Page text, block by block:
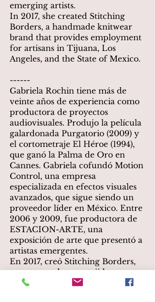
emerging artists.
In 2017, she created Stitching
Borders, a handmade knitwear
brand that provides employment
for artisans in Tijuana, Los
Angeles, and the State of Mexico.
------
Gabriela Rochin tiene más de
veinte años de experiencia como
productora de proyectos
audiovisuales. Produjo la película
galardonada Purgatorio (2009) y
el cortometraje El Héroe (1994),
que ganó la Palma de Oro en
Cannes. Gabriela cofundó Motion
Control, una empresa
especializada en efectos visuales
avanzados, que sigue siendo un
proveedor líder en México. Entre
2006 y 2009, fue productora de
ESTACION-ARTE, una
exposición de arte que presentó a
artistas emergentes.
En 2017, creó Stitching Borders,
una marca de ropa tejida a mano
que genera empleo para artesanos